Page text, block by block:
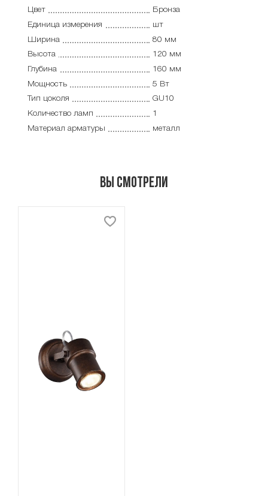
Цвет
Бронза
Единица измерения
шт
Ширина
80 мм
Высота
120 мм
Глубина
160 мм
Мощность
5 Вт
Тип цоколя
GU10
Количество ламп
1
Материал арматуры
металл
Вы смотрели